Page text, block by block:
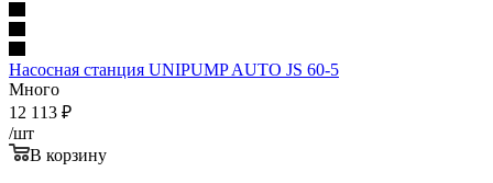
Насосная станция UNIPUMP AUTO JS 60-5
Много
12 113 ₽
/шт
В корзину